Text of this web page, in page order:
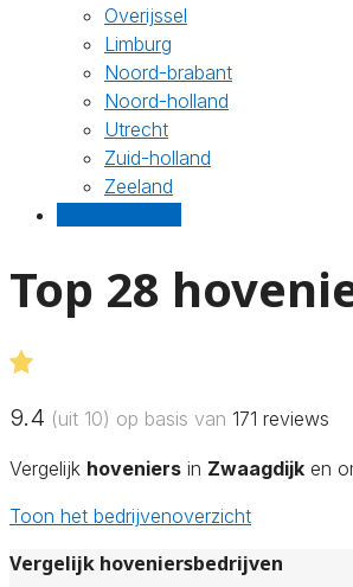
Overijssel
Limburg
Noord-brabant
Noord-holland
Utrecht
Zuid-holland
Zeeland
Top 28
9.4 (uit 10) op basis van 171 reviews
Vergelijk hoveniers in Zwaagdijk en
Toon het bedrijvenoverzicht
Vergelijk hoveniersbedrijven